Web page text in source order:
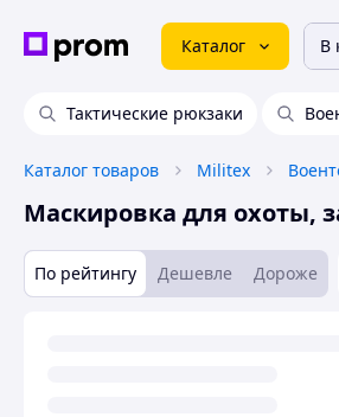
Каталог В
Тактические рюкзаки
Каталог товаров Militex
Маскировка для охоты,
По рейтингу Дешевле Дороже